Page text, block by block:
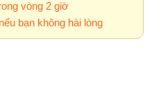
vòng 2 giờ
bạn không hài lòng